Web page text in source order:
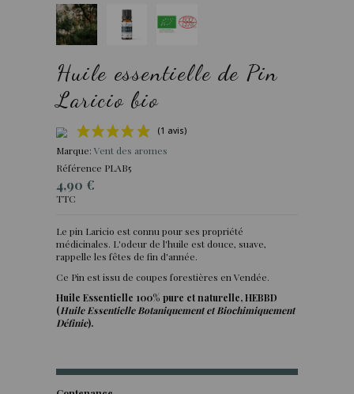
Huile essentielle de Pin
Laricio bio
(1 avis)
Marque: Vent des aromes
Référence PLAB5
4,90 €
TTC
Le pin Laricio est connu pour ses propriété
médicinales. L'odeur de l'huile est douce, suave,
rappelle les fêtes de fin d'année.
Ce Pin est issu de coupes forestières en Vendée.
Huile Essentielle 100% pure et naturelle, HEBBD
(Huile Essentielle Botaniquement et Biochimiquement
Définie).